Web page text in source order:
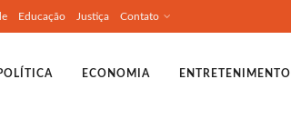
Educação Justiça Contato
ECONOMIA ENTRETENIMENTO